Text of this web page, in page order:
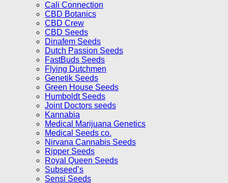
Cali Connection
CBD Botanics
CBD Crew
CBD Seeds
Dinafem Seeds
Dutch Passion Seeds
FastBuds Seeds
Flying Dutchmen
Genetik Seeds
Green House Seeds
Humboldt Seeds
Joint Doctors seeds
Kannabia
Medical Marijuana Genetics
Medical Seeds co.
Nirvana Cannabis Seeds
Ripper Seeds
Royal Queen Seeds
Subseed’s
Sensi Seeds